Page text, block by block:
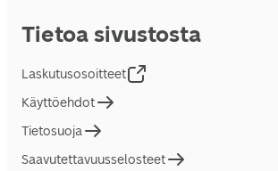
Tietoa sivustosta
Laskutusosoitteet
Käyttöehdot
Tietosuoja
Saavutettavuusselosteet